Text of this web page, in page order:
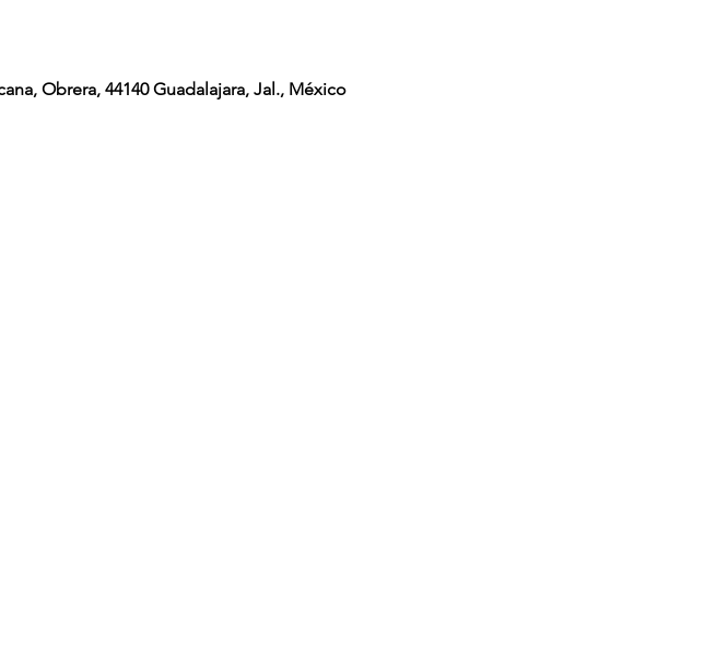
Obrera, 44140 Guadalajara, Jal., México